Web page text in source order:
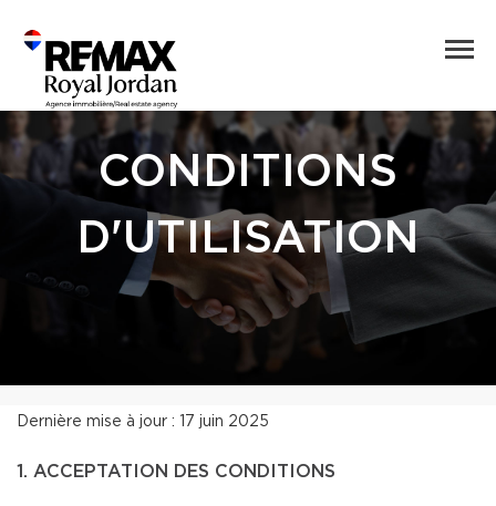
CONDITIONS
D'UTILISATION
Dernière mise à jour : 17 juin 2025
1. ACCEPTATION DES CONDITIONS